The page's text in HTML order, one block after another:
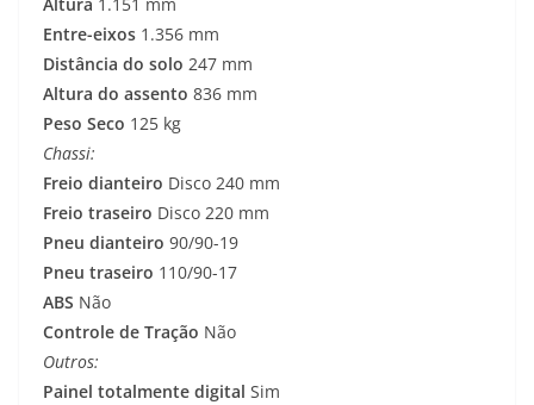
Entre-eixos 1.356 mm
Distância do solo 247 mm
Altura do assento 836 mm
Peso Seco 125 kg
Chassi:
Freio dianteiro Disco 240 mm
Freio traseiro Disco 220 mm
Pneu dianteiro 90/90-19
Pneu traseiro 110/90-17
ABS Não
Controle de Tração Não
Outros:
Painel totalmente digital Sim